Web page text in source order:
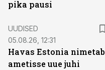
pika pausi
UUDISED
05.08.26, 12:31
Havas Estonia nimetab
ametisse uue juhi